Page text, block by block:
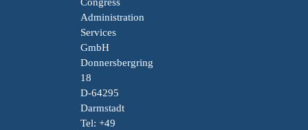
Administration
Services
GmbH
Donnersbergring
18
D-64295
Darmstadt
Tel: +49